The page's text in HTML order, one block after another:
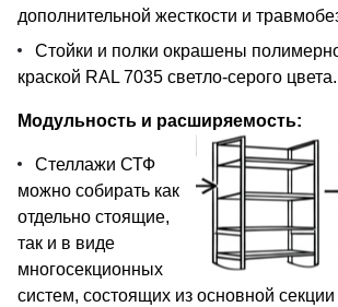
дополнительной жесткости и
Стойки и полки окрашены
краской RAL 7035 светло-серого цвета.
Модульность и расширяемость:
Стеллажи СТФ
можно собирать как
отдельно стоящие,
так и в виде
многосекционных
систем, состоящих из основной секции